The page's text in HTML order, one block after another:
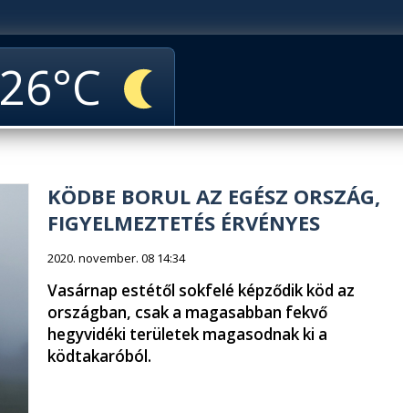
26
KÖDBE BORUL AZ EGÉSZ ORSZÁG,
FIGYELMEZTETÉS ÉRVÉNYES
2020. november. 08 14:34
Vasárnap estétől sokfelé képződik köd az
országban, csak a magasabban fekvő
hegyvidéki területek magasodnak ki a
ködtakaróból.